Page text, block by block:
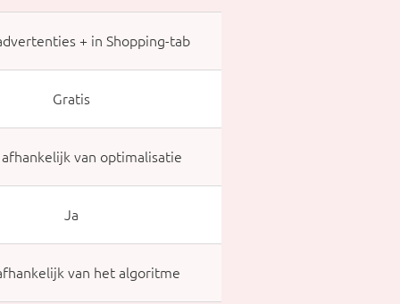
+ in Shopping-tab
Gratis
afhankelijk van optimalisatie
Ja
van het algoritme